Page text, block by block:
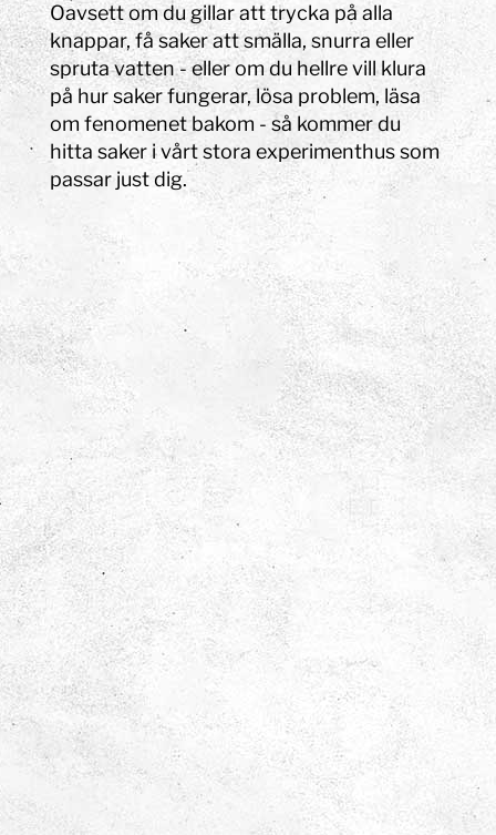
Oavsett om du gillar att trycka på alla
knappar, få saker att smälla, snurra eller
spruta vatten - eller om du hellre vill klura
på hur saker fungerar, lösa problem, läsa
om fenomenet bakom - så kommer du
hitta saker i vårt stora experimenthus som
passar just dig.
Föräldralediga
Upplever du att dagarna ibland går lite långsamt?
Behöver du och ditt barn lite extra stimulans? Då har
du kommit rätt! Alla barn älskar nämligen Tom Tits –
även de allra minsta.